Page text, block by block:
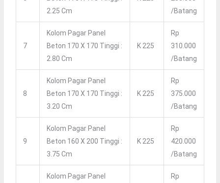
2.25 Cm
/batang
7
Kolom Pagar Panel
Beton 170 X 170 Tinggi :
2.80 Cm
K 225
Rp
310.000
/batang
8
Kolom Pagar Panel
Beton 170 X 170 Tinggi :
3.20 Cm
K 225
Rp
375.000
/batang
9
Kolom Pagar Panel
Beton 160 X 200 Tinggi :
3.75 Cm
K 225
Rp
420.000
/batang
Kolom Pagar Panel Rp